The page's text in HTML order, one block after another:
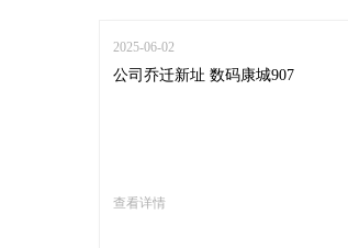
2025-06-02
公司乔迁新址 数码康城907
查看详情